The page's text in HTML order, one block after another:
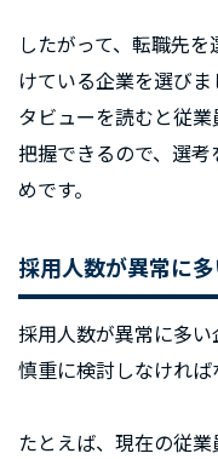
したがって、転職先
けている企業を選び
タビューを読むと従
把握できるので、選
めです。
採用人数が異常に
採用人数が異常に多い
慎重に検討しなければ
たとえば、現在の従